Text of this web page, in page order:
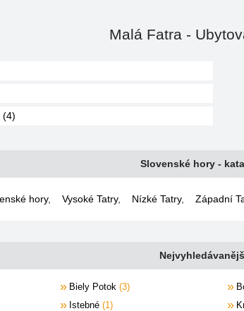
Malá Fatra -
(4)
Slovenské hory -
hory, Vysoké Tatry, Nízké Tatry, Západní
Biely Potok 3
Istebné 1